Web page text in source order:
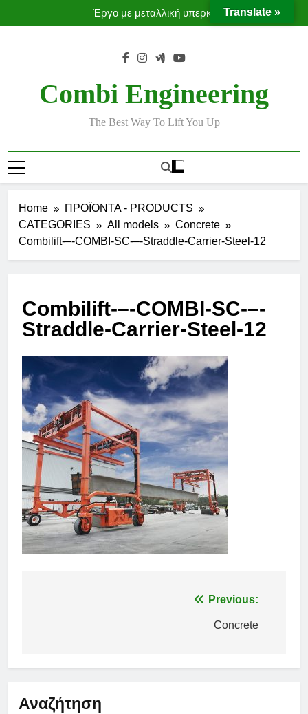
to
Έργο με μεταλλική υπερκατασκευή
Moffett Taxi
Ταινίες μεταφοράς προϊόντων χωρίς χρήση κλαρκ
Έργο με μεταλλική υπερκατασκευή
Combi Engineering
The Best Way To Lift You Up
Home
ΠΡΟΪΟΝΤΑ - PRODUCTS
CATEGORIES
All models
Concrete
Combilift-–-COMBI-SC-–-Straddle-Carrier-Steel-12
Combilift-–-COMBI-SC-–-
Straddle-Carrier-Steel-12
Previous:
Concrete
Αναζήτηση
Translate »